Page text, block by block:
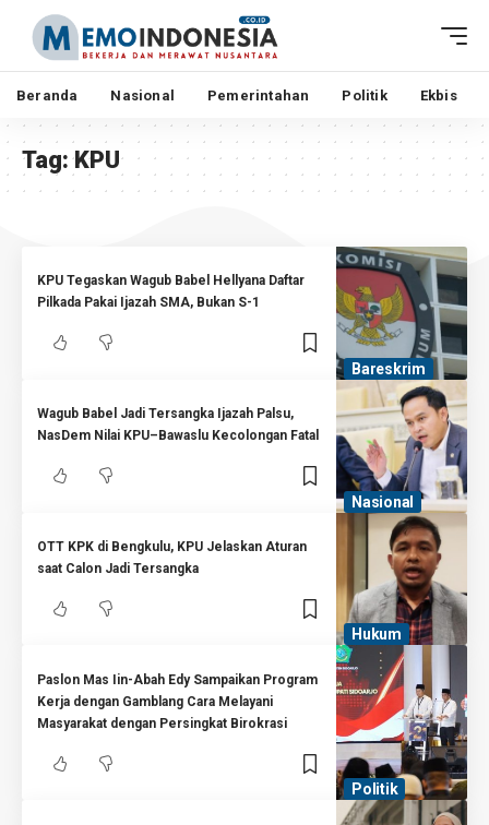
Beranda Nasional Pemerintahan Politik Ekbis
Tag:KPU
Bareskrim
KPU Tegaskan Wagub Babel Hellyana Daftar
Pilkada Pakai Ijazah SMA, Bukan S-1
Nasional
Wagub Babel Jadi Tersangka Ijazah Palsu,
NasDem Nilai KPU–Bawaslu Kecolongan Fatal
Hukum
OTT KPK di Bengkulu, KPU Jelaskan Aturan
saat Calon Jadi Tersangka
Politik
Paslon Mas Iin-Abah Edy Sampaikan Program
Kerja dengan Gamblang Cara Melayani
Masyarakat dengan Persingkat Birokrasi